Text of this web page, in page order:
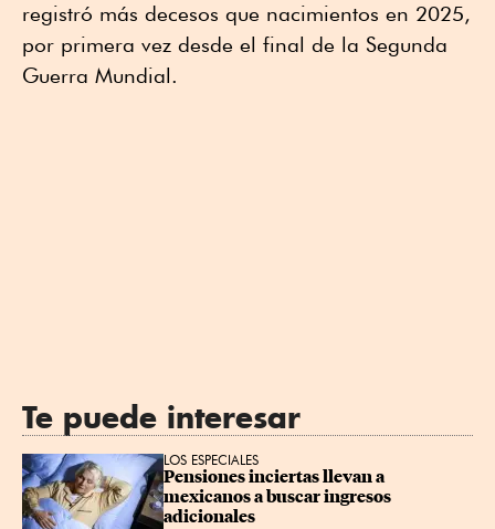
registró más decesos que nacimientos en 2025,
por primera vez desde el final de la Segunda
Guerra Mundial.
Te puede interesar
LOS ESPECIALES
Pensiones inciertas llevan a
mexicanos a buscar ingresos
adicionales